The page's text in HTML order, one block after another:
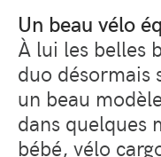
Un beau vélo
À lui les belles
duo désormais
un beau
dans quelques
bébé, vélo